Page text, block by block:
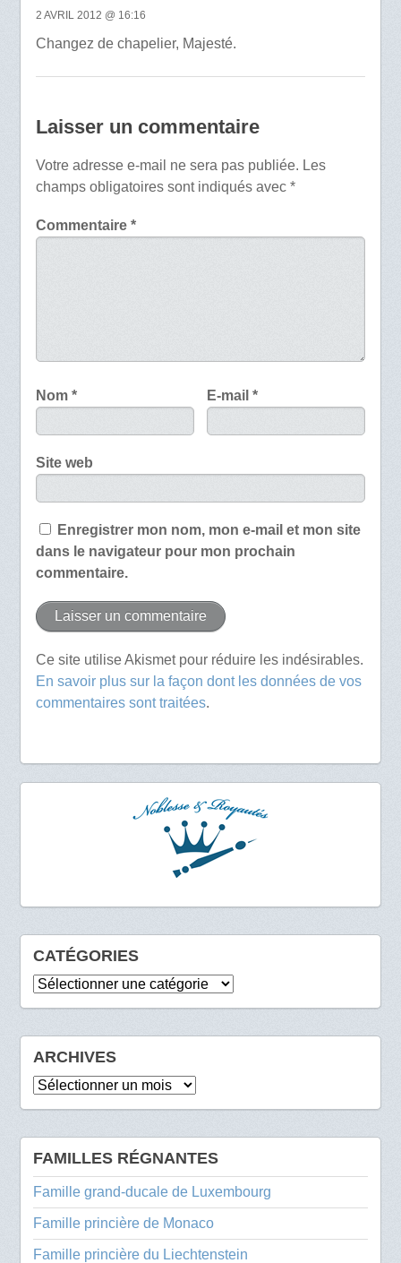
2 AVRIL 2012 @ 16:16
Changez de chapelier, Majesté.
Laisser un commentaire
Votre adresse e-mail ne sera pas publiée. Les
champs obligatoires sont indiqués avec *
Commentaire *
Nom * E-mail*
Site web
Enregistrer mon nom, mon e-mail et mon site
dans le navigateur pour mon prochain
commentaire.
Ce site utilise Akismet pour réduire les indésirables.
En savoir plus sur la façon dont les données de vos
commentaires sont traitées.
CATÉGORIES
Catégories
ARCHIVES
Archives
FAMILLES RÉGNANTES
Famille grand-ducale de Luxembourg
Famille princière de Monaco
Famille princière du Liechtenstein